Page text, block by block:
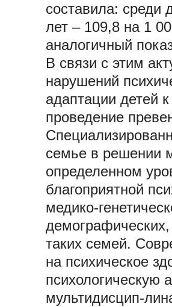
составила: среди
лет – 109,8 на 1
аналогичный
В связи с этим
нарушений
адаптации детей
проведение
семье в решении
определенном
благоприятной
медико-
демографических,
таких семей.
на психическое
психологическую
мультидисцип-